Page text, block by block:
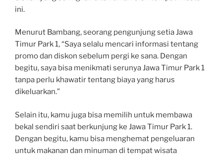
ini.
Menurut Bambang, seorang pengunjung setia Jawa
Timur Park 1, “Saya selalu mencari informasi tentang
promo dan diskon sebelum pergi ke sana. Dengan
begitu, saya bisa menikmati serunya Jawa Timur Park 1
tanpa perlu khawatir tentang biaya yang harus
dikeluarkan.”
Selain itu, kamu juga bisa memilih untuk membawa
bekal sendiri saat berkunjung ke Jawa Timur Park 1.
Dengan begitu, kamu bisa menghemat pengeluaran
untuk makanan dan minuman di tempat wisata